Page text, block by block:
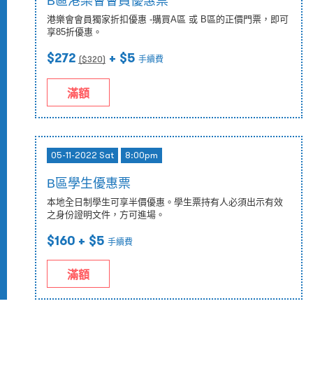
港樂會會員獨家折扣優惠 -購買A區 或 B區的正價門票，即可
享85折優惠。
$272 ($320) + $5 手續費
滿額
05-11-2022 Sat 8:00pm
B區學生優惠票
本地全日制學生可享半價優惠。學生票持有人必須出示有效
之身份證明文件，方可進場。
$160 + $5 手續費
滿額